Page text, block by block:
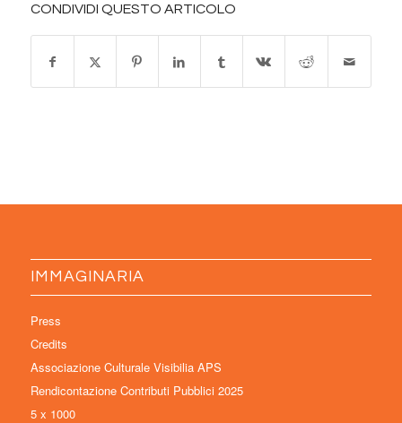
CONDIVIDI QUESTO ARTICOLO
IMMAGINARIA
Press
Credits
Associazione Culturale Visibilia APS
Rendicontazione Contributi Pubblici 2025
5 x 1000